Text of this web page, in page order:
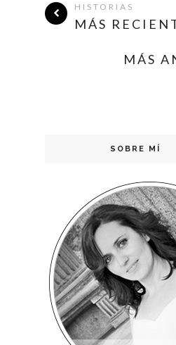
HISTORIAS
MÁS
MÁS
SOBRE MÍ